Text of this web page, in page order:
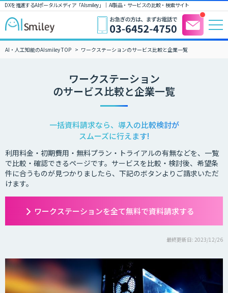
DXを推進するAIポータルメディア「AIsmiley」｜ AI製品・サービスの比較・検索サイト
AI・人工知能のAIsmiley TOP ワークステーションのサービス比較と企業一覧
ワークステーション
のサービス比較と企業一覧
一括資料請求なら、導入の比較検討が
スムーズに行えます!
利用料金・初期費用・無料プラン・トライアルの有無などを、一覧
で比較・確認できるページです。サービスを比較・検討後、希望条
件に合うものが見つかりましたら、下記のボタンよりご請求いただ
けます。
ワークステーションを全て無料で資料請求する
最終更新日: 2023/12/26